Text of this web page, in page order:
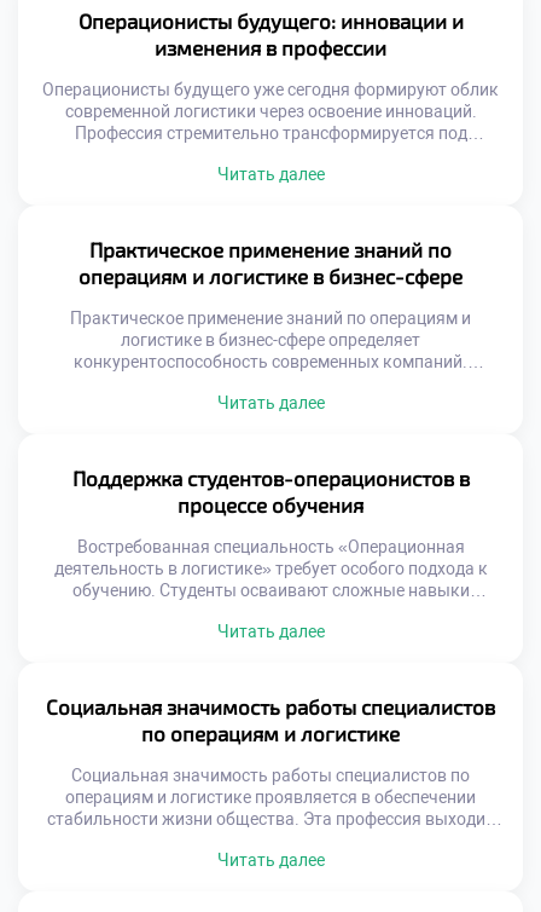
реальный инструмент профессионального роста.
Логистическая отрасль отличается высокой динамикой
развития и постоянным расширением. Карьерные лифты
здесь работают быстрее, чем […]
Операционисты будущего: инновации и
изменения в профессии
Операционисты будущего уже сегодня формируют облик
современной логистики через освоение инноваций.
Профессия стремительно трансформируется под
прошлое безвозвратно. На смену им приходят
Гуманитарный аспект работы приобретает новое
звучание. Выпускники должны быть готовы к
постоянным переменам. Технологический прогресс
меняет требования к компетенциям. […]
Читать далее
Практическое применение знаний по
операциям и логистике в бизнес-сфере
Практическое применение знаний по операциям и
логистике в бизнес-сфере определяет
конкурентоспособность современных компаний.
реальную реализацию на предприятиях. Бизнес ожидает
должны трансформироваться в измеримые
экономические результаты. Понимание этого принципа
отличает профессионала от теоретика. Работодатели
ценят прикладные навыки выше академических
достижений. Способность […]
Читать далее
Поддержка студентов-операционистов в
процессе обучения
Востребованная специальность «Операционная
деятельность в логистике» требует особого подхода к
обучению. Студенты осваивают сложные навыки
потоками. Успешное усвоение программы невозможно
роста. Поддержка является фундаментом формирования
компетентного специалиста. Образовательный процесс
сочетает теорию с интенсивной практикой. Наставники
помогают преодолевать трудности на […]
Читать далее
Социальная значимость работы специалистов
по операциям и логистике
Социальная значимость работы специалистов по
операциям и логистике проявляется в обеспечении
стабильности жизни общества. Эта профессия выходит
складского учета. Логисты формируют невидимый
Читать далее